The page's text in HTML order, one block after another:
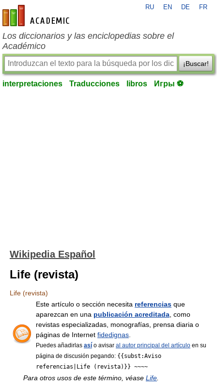
es-academic.com
RU EN DE FR
Los diccionarios y las enciclopedias sobre el
Académico
¡Buscar!
interpretaciones Traducciones libros Игры ⚽
Wikipedia Español
Life (revista)
Life (revista)
Este artículo o sección necesita referencias que
aparezcan en una publicación acreditada , como
revistas especializadas, monografías, prensa diaria o
páginas de Internet fidedignas
Puedes añadirlas así o avisar al autor principal del artículo en su
página de discusión pegando: {{subst:Aviso
referencias|Life (revista)}} ~~~~
Para otros usos de este término, véase Life